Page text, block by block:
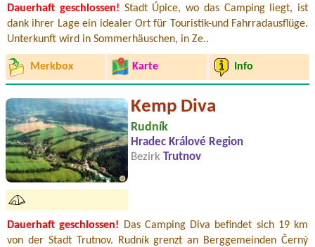
Dauerhaft geschlossen! Stadt Úpice, wo das Camping liegt, ist
dank ihrer Lage ein idealer Ort für Touristik-und Fahrradausflüge.
Unterkunft wird in Sommerhäuschen, in Ze..
Merkbox Karte Info
Kemp Diva
Rudník
Hradec Králové Region
Bezirk
Trutnov
Dauerhaft geschlossen! Das Camping Diva befindet sich 19 km
von der Stadt Trutnov. Rudník grenzt an Berggemeinden Černý